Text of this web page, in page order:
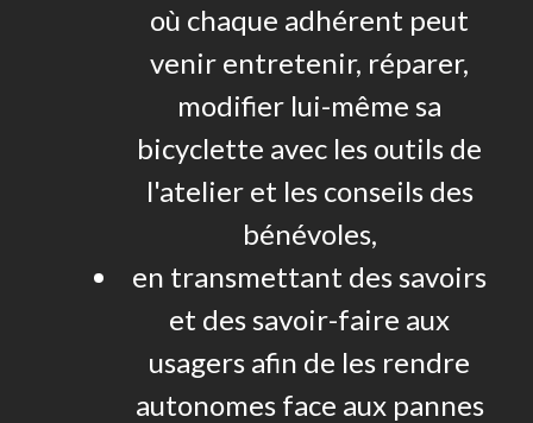
où chaque adhérent peut
venir entretenir, réparer,
modifier lui-même sa
bicyclette avec les outils de
l'atelier et les conseils des
bénévoles,
en transmettant des savoirs
et des savoir-faire aux
usagers afin de les rendre
autonomes face aux pannes